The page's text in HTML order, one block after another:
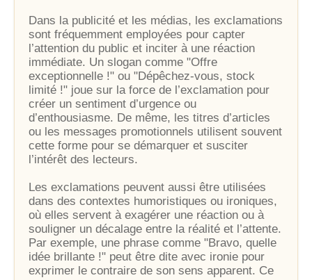
Dans la publicité et les médias, les exclamations
sont fréquemment employées pour capter
l’attention du public et inciter à une réaction
immédiate. Un slogan comme "Offre
exceptionnelle !" ou "Dépêchez-vous, stock
limité !" joue sur la force de l’exclamation pour
créer un sentiment d’urgence ou
d’enthousiasme. De même, les titres d’articles
ou les messages promotionnels utilisent souvent
cette forme pour se démarquer et susciter
l’intérêt des lecteurs.
Les exclamations peuvent aussi être utilisées
dans des contextes humoristiques ou ironiques,
où elles servent à exagérer une réaction ou à
souligner un décalage entre la réalité et l’attente.
Par exemple, une phrase comme "Bravo, quelle
idée brillante !" peut être dite avec ironie pour
exprimer le contraire de son sens apparent. Ce